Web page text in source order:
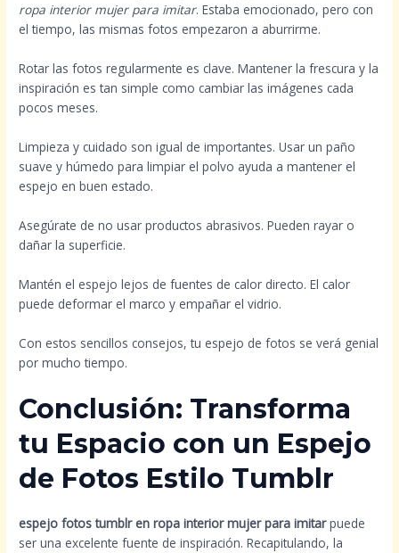
ropa interior mujer para imitar. Estaba emocionado, pero con
el tiempo, las mismas fotos empezaron a aburrirme.
Rotar las fotos regularmente es clave. Mantener la frescura y la
inspiración es tan simple como cambiar las imágenes cada
pocos meses.
Limpieza y cuidado son igual de importantes. Usar un paño
suave y húmedo para limpiar el polvo ayuda a mantener el
espejo en buen estado.
Asegúrate de no usar productos abrasivos. Pueden rayar o
dañar la superficie.
Mantén el espejo lejos de fuentes de calor directo. El calor
puede deformar el marco y empañar el vidrio.
Con estos sencillos consejos, tu espejo de fotos se verá genial
por mucho tiempo.
Conclusión: Transforma
tu Espacio con un Espejo
de Fotos Estilo Tumblr
espejo fotos tumblr en ropa interior mujer para imitarpuede
ser una excelente fuente de inspiración. Recapitulando, la